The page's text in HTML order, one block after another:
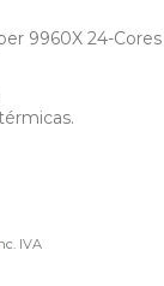
9960X 24-Cores
IVA